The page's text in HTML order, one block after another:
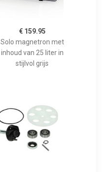
€ 159.95
Solo magnetron met
inhoud van 25 liter in
stijlvol grijs